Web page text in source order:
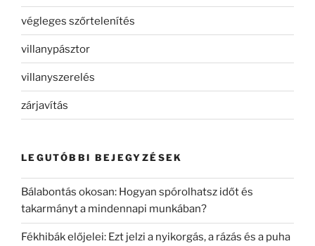
végleges szőrtelenítés
villanypásztor
villanyszerelés
zárjavítás
LEGUTÓBBI BEJEGYZÉSEK
Bálabontás okosan: Hogyan spórolhatsz időt és
takarmányt a mindennapi munkában?
Fékhibák előjelei: Ezt jelzi a nyikorgás, a rázás és a puha